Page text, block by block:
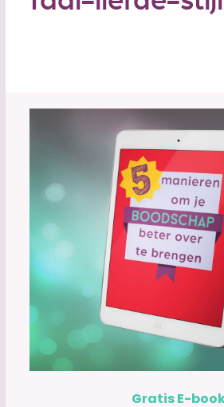
Gratis E-